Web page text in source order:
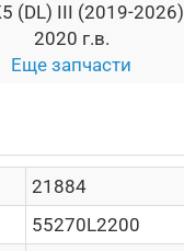
(DL) III (2019-2026)
2020 г.в.
Еще запчасти
21884
55270L2200